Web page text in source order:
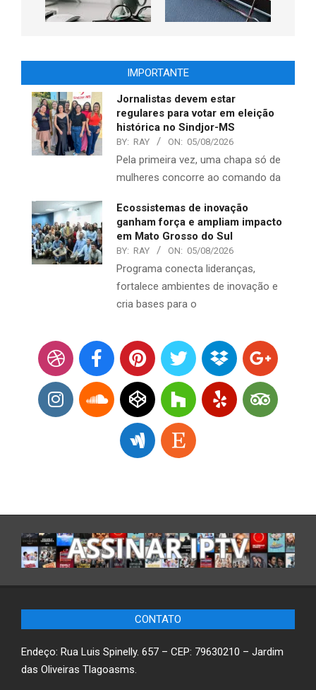
IMPORTANTE
Jornalistas devem estar
regulares para votar em eleição
histórica no Sindjor-MS
BY: RAY ON: 05/08/2026
Pela primeira vez, uma chapa só de
mulheres concorre ao comando da
Ecossistemas de inovação
ganham força e ampliam impacto
em Mato Grosso do Sul
BY: RAY ON: 05/08/2026
Programa conecta lideranças,
fortalece ambientes de inovação e
cria bases para o
CONTATO
Endeço: Rua Luis Spinelly. 657 – CEP: 79630210 – Jardim
das Oliveiras Tlagoasms.